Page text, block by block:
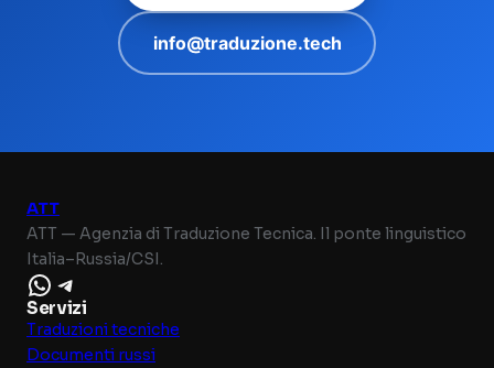
info@traduzione.tech
ATT
ATT — Agenzia di Traduzione Tecnica. Il ponte linguistico
Italia–Russia/CSI.
WhatsApp Telegram
Servizi
Traduzioni tecniche
Documenti russi